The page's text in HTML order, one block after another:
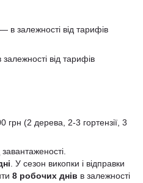
залежності від тарифів
від тарифів
грн (2 дерева, 2-3 гортензії, 3
. У сезон викопки і відправки
8 робочих днів в залежності